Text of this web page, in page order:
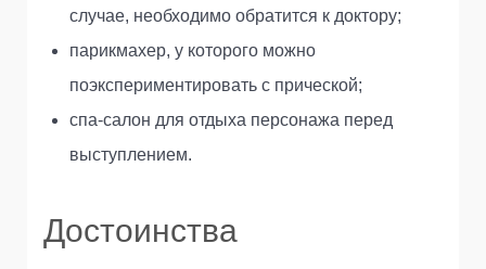
случае, необходимо обратится к доктору;
парикмахер, у которого можно
поэкспериментировать с прической;
спа-салон для отдыха персонажа перед
выступлением.
Достоинства